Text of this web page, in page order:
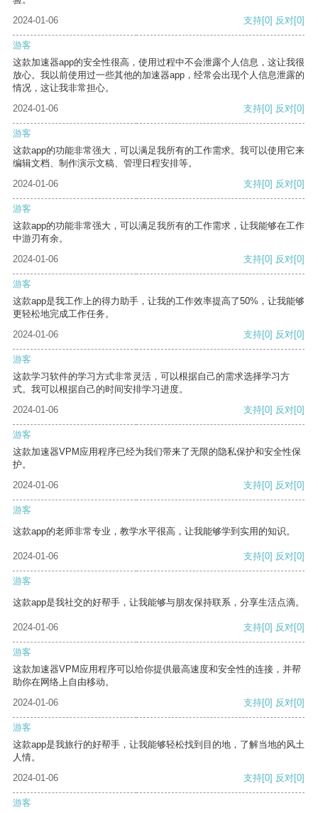
2024-01-06
支持[0] 反对[0]
游客
这款加速器app的安全性很高，使用过程中不会泄露个人信息，这让我很
放心。我以前使用过一些其他的加速器app，经常会出现个人信息泄露的
情况，这让我非常担心。
2024-01-06
支持[0] 反对[0]
游客
这款app的功能非常强大，可以满足我所有的工作需求。我可以使用它来
编辑文档、制作演示文稿、管理日程安排等。
2024-01-06
支持[0] 反对[0]
游客
这款app的功能非常强大，可以满足我所有的工作需求，让我能够在工作
中游刃有余。
2024-01-06
支持[0] 反对[0]
游客
这款app是我工作上的得力助手，让我的工作效率提高了50%，让我能够
更轻松地完成工作任务。
2024-01-06
支持[0] 反对[0]
游客
这款学习软件的学习方式非常灵活，可以根据自己的需求选择学习方
式。我可以根据自己的时间安排学习进度。
2024-01-06
支持[0] 反对[0]
游客
这款加速器VPM应用程序已经为我们带来了无限的隐私保护和安全性保
护。
2024-01-06
支持[0] 反对[0]
游客
这款app的老师非常专业，教学水平很高，让我能够学到实用的知识。
2024-01-06 支持[0] 反对[0]
游客
这款app是我社交的好帮手，让我能够与朋友保持联系，分享生活点滴。
2024-01-06 支持[0] 反对[0]
游客
这款加速器VPM应用程序可以给你提供最高速度和安全性的连接，并帮
助你在网络上自由移动。
2024-01-06
支持[0] 反对[0]
游客
这款app是我旅行的好帮手，让我能够轻松找到目的地，了解当地的风土
人情。
2024-01-06
支持[0] 反对[0]
游客